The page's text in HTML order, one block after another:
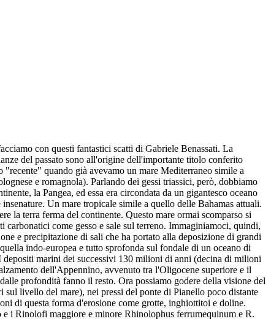
con questi fantastici scatti di Gabriele Benassati. La
del passato sono all'origine dell'importante titolo conferito
quando già avevamo un mare Mediterraneo simile a
e romagnola). Parlando dei gessi triassici, però, dobbiamo
la Pangea, ed essa era circondata da un gigantesco oceano
Un mare tropicale simile a quello delle Bahamas attuali.
la terra ferma del continente. Questo mare ormai scomparso si
carbonatici come gesso e sale sul terreno. Immaginiamoci, quindi,
e precipitazione di sali che ha portato alla deposizione di grandi
indo-europea e tutto sprofonda sul fondale di un oceano di
marini dei successivi 130 milioni di anni (decina di milioni
dell'Appennino, avvenuto tra l'Oligocene superiore e il
profondità fanno il resto. Ora possiamo godere della visione del
livello del mare), nei pressi del ponte di Pianello poco distante
di questa forma d'erosione come grotte, inghiottitoi e doline.
i Rinolofi maggiore e minore Rhinolophus ferrumequinum e R.